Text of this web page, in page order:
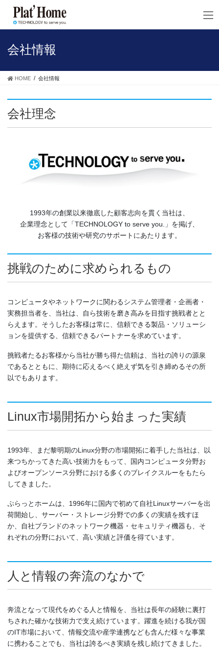
会社情報
HOME 会社情報
会社理念
1993年の創業以来徹底した顧客志向を貫く当社は、
企業理念として「TECHNOLOGY to serve you.」を掲げ、
お客様の技術や研究のサポートにあたります。
挑戦のために求められるもの
コンピュータやネットワークに関わるシステム管理者・企画者・
実務担当者を、当社は、自ら技術を磨き高みを目指す挑戦者とと
らえます。そうしたお客様は常に、信頼できる製品・ソリューシ
ョンを提供する、信頼できるパートナーを求めています。
挑戦者たるお客様から当社が勝ち得た信頼は、当社の誇りの源泉
であるとともに、期待に応えるべく絶えず気を引き締めるその所
以でもあります。
Linux市場開拓から始まった実績
1993年、まだ黎明期のLinux分野の市場開拓に着手した当社は、以
来つちかってきた高い技術力をもって、国内コンピュータ分野お
よびオープンソース分野における多くのブレイクスルーをもたら
してきました。
ぷらっとホームは、1996年に国内で初めて自社Linuxサーバーを出
荷開始し、サーバー・ストレージ分野での多くの実績を残すほ
か、自社ブランドのネットワーク機器・セキュリティ機器も、そ
れぞれの分野において、高い実績と評価を得ています。
人と情報の奔流のなかで
奔流となって現代をめぐる人と情報を、当社は長年の経験に裏打
ちされた確かな技術力で支え続けています。躍進を続ける我が国
のIT市場において、情報交流や産学連携なども含んだ様々な事業
に携わることでも、当社は誇るべき実績を残し続けてきました。